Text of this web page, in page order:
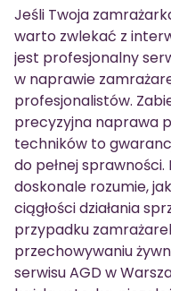
Jeśli Twoja
warto zwlekać z
jest profesjonalny
w naprawie
profesjonalistów.
precyzyjna naprawa
techników to
do pełnej
doskonale rozumie,
ciągłości działania
przypadku
przechowywaniu
serwisu AGD w